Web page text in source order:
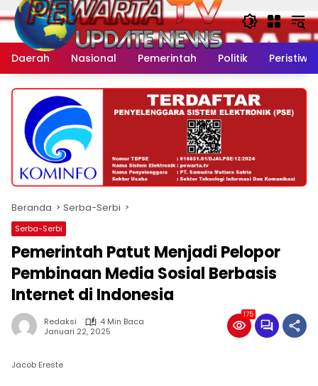
Langsung
ke
konten
Daerah
Nasional Pemerintah Politik Peristiwa
Beranda Serba-Serbi
Serba-Serbi
Pemerintah Patut Menjadi Pelopor
Pembinaan Media Sosial Berbasis
Internet di Indonesia
Redaksi
4 Min Baca
Januari 22, 2025
175
Jacob Ereste